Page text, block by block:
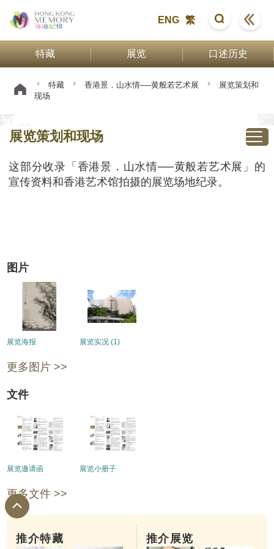
ENG 繁
特藏 展览 口述历史
特藏 香港景．山水情──黄般若艺术展
展览策划和
现场
展览策划和现场
这部分收录「香港景．山水情──黄般若艺术展」的
宣传资料和香港艺术馆拍摄的展览场地纪录。
图片
展览海报 展览实况 (1)
更多图片 >>
文件
展览邀请函 展览小册子
更多文件 >>
推介特藏 推介展览